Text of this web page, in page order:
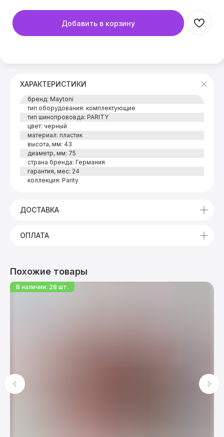
Добавить в корзину
ХАРАКТЕРИСТИКИ
бренд: Maytoni
тип оборудования: комплектующие
тип шинопрововда: PARITY
цвет: черный
материал: пластик
высота, мм: 43
диаметр, мм: 75
страна бренда: Германия
гарантия, мес: 24
коллекция: Parity
ДОСТАВКА
ОПЛАТА
Похожие товары